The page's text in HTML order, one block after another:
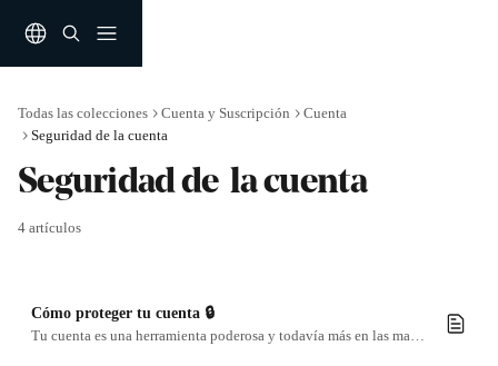
Todas las colecciones Cuenta y Suscripción
Cuenta
Seguridad de la cuenta
Seguridad de  la cuenta
4 artículos
Cómo proteger tu cuenta 🔒
Tu cuenta es una herramienta poderosa y todavía más en las manos equivocadas.